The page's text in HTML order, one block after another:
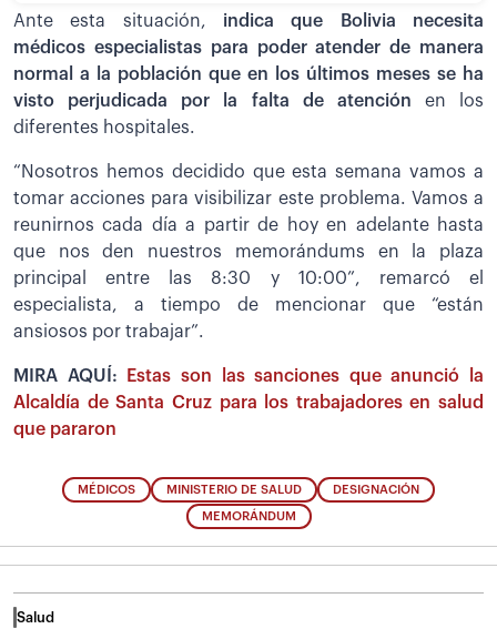
Ante esta situación, indica que Bolivia necesita
médicos especialistas para poder atender de manera
normal a la población que en los últimos meses se ha
visto perjudicada por la falta de atención en los
diferentes hospitales.
“Nosotros hemos decidido que esta semana vamos a
tomar acciones para visibilizar este problema. Vamos a
reunirnos cada día a partir de hoy en adelante hasta
que nos den nuestros memorándums en la plaza
principal entre las 8:30 y 10:00”, remarcó el
especialista, a tiempo de mencionar que “están
ansiosos por trabajar”.
MIRA AQUÍ: Estas son las sanciones que anunció la
Alcaldía de Santa Cruz para los trabajadores en salud
que pararon
MÉDICOS MINISTERIO DE SALUD DESIGNACIÓN
MEMORÁNDUM
Salud